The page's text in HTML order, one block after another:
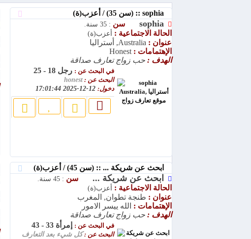
sophia سن : 35 سنة.
الحالة الاجتماعية : أعزب(ة)
عنوان : Australia, أستراليا
الإهتمامات : Honest
الهدف : حب زواج تعارف صداقة
في البحث عن : رجل 18 - 25
البحث عن : honest
دخول:
ابحث عن شريكة ... :: (سن 45) / أعزب(ة)
ابحث عن شريكة ... سن : 45 سنة.
الحالة الاجتماعية : أعزب(ة)
عنوان : طنجة تطوان, المغرب
الإهتمامات : الله ييسر الامور
الهدف : حب زواج تعارف صداقة
في البحث عن : إمرأة 33 - 43
البحث عن :كل شيء بعد التعارف